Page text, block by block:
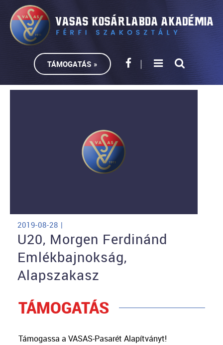
TÁMOGATÁS »
2019-08-28 |
U20, Morgen Ferdinánd
Emlékbajnokság,
Alapszakasz
TÁMOGATÁS
Támogassa a VASAS-Pasarét Alapítványt!